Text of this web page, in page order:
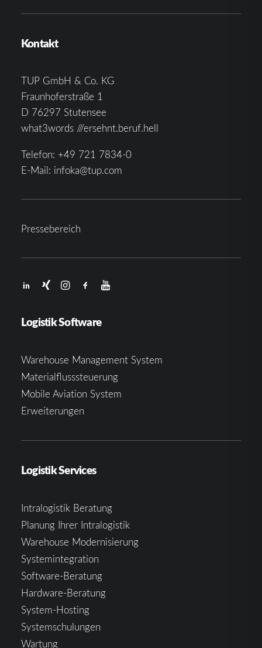
Kontakt
TUP GmbH & Co. KG
Fraunhoferstraße 1
D 76297 Stutensee
what3words ///ersehnt.beruf.hell
Telefon: +49 721 7834-0
E-Mail: infoka@tup.com
Pressebereich
Logistik Software
Warehouse Management System
Materialflusssteuerung
Mobile Aviation System
Erweiterungen
Logistik Services
Intralogistik Beratung
Planung Ihrer Intralogistik
Warehouse Modernisierung
Systemintegration
Software-Beratung
Hardware-Beratung
System-Hosting
Systemschulungen
Wartung